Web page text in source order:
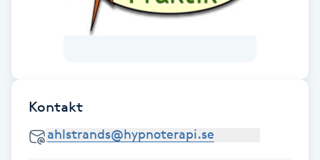
Extensions
Eyeliner-tatuering
Kontakt